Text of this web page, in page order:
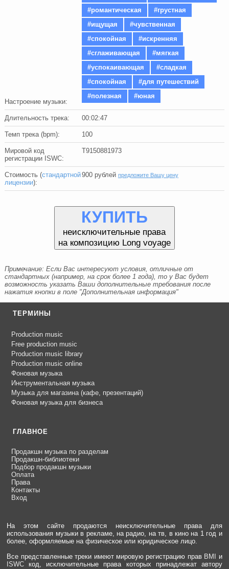
Настроение музыки:
#романтическая
#грустная
#ищущая
#чувственная
#спокойная
#искренняя
#сглаживающая
#мягкая
#успокаивающая
#сладкая
#спокойная
#для путешествий
#полезная
#юная
Длительность трека: 00:02:47
Темп трека (bpm): 100
Мировой код
регистрации ISWC:
T9150881973
Стоимость (стандартной
лицензии):
900 рублей предложите Вашу цену
КУПИТЬ
неисключительные права
на композицию Long voyage
Примечание: Если Вас интересуют условия, отличные от
стандартных (например, на срок более 1 года), то у Вас будет
возможность указать Ваши дополнительные требования после
нажатия кнопки в поле "Дополнительная информация"
ТЕРМИНЫ
Production music
Free production music
Production music library
Production music online
Фоновая музыка
Инструментальная музыка
Музыка для магазина (кафе, презентаций)
Фоновая музыка для бизнеса
ГЛАВНОЕ
Продакшн музыка по разделам
Продакшн-библиотеки
Подбор продакшн музыки
Оплата
Права
Контакты
Вход
На этом сайте продаются неисключительные права для
использования музыки в рекламе, на радио, на тв, в кино на 1 год и
более, оформляемые на физическое или юридическое лицо.
Все представленные треки имеют мировую регистрацию прав BMI
и
ISWC код, исключительные права которых принадлежат автору